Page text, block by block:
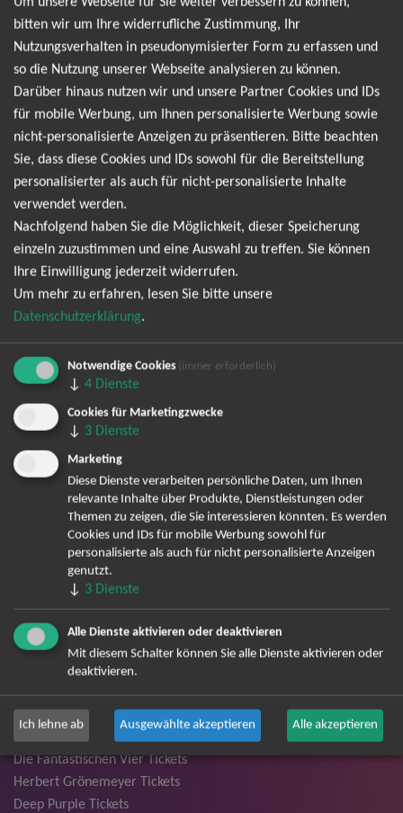
direkt, sobald es neue Termine gibt. Einfach hier
für den Audio88 & Yassin Newsletter anmelden
und keine Angebote und Tourdaten mehr
verpassen!
Ich möchte den regelmäßig erscheinenden Newsletter
abonnieren und bin daher mit einer Speicherung meiner E-
Mail-Adresse zum Zweck der Zustellung des Newsletters
entsprechend der Datenschutzerklärungeinverstanden. Den
Newsletter kann ich jederzeit wieder abbestellen.
Bereits angemeldet? Hier können Sie sich abmelden ...
TOP-Events
André Rieu Tickets
David Garrett Tickets
Backstreet Boys Tickets
Unheilig Tickets
Santiano Tickets
Ina Müller Tickets
Bryan Adams Tickets
Andreas Gabalier Tickets
Die Fantastischen Vier Tickets
Herbert Grönemeyer Tickets
Deep Purple Tickets
bitten wir um Ihre widerrufliche Zustimmung, Ihr
Nutzungsverhalten in pseudonymisierter Form zu erfassen und
so die Nutzung unserer Webseite analysieren zu können.
Darüber hinaus nutzen wir und unsere Partner Cookies und IDs
für mobile Werbung, um Ihnen personalisierte Werbung sowie
nicht-personalisierte Anzeigen zu präsentieren. Bitte beachten
Sie, dass diese Cookies und IDs sowohl für die Bereitstellung
personalisierter als auch für nicht-personalisierte Inhalte
verwendet werden.
Nachfolgend haben Sie die Möglichkeit, dieser Speicherung
einzeln zuzustimmen und eine Auswahl zu treffen. Sie können
Ihre Einwilligung jederzeit widerrufen.
Um mehr zu erfahren, lesen Sie bitte unsere
Datenschutzerklärung.
Notwendige Cookies (immer erforderlich)
↓ 4 Dienste
Cookies für Marketingzwecke
↓ 3 Dienste
Marketing
Diese Dienste verarbeiten persönliche Daten, um Ihnen
relevante Inhalte über Produkte, Dienstleistungen oder
Themen zu zeigen, die Sie interessieren könnten. Es werden
Cookies und IDs für mobile Werbung sowohl für
personalisierte als auch für nicht personalisierte Anzeigen
genutzt.
↓ 3 Dienste
Alle Dienste aktivieren oder deaktivieren
Mit diesem Schalter können Sie alle Dienste aktivieren oder
deaktivieren.
Ich lehne ab Ausgewählte akzeptieren Alle akzeptieren